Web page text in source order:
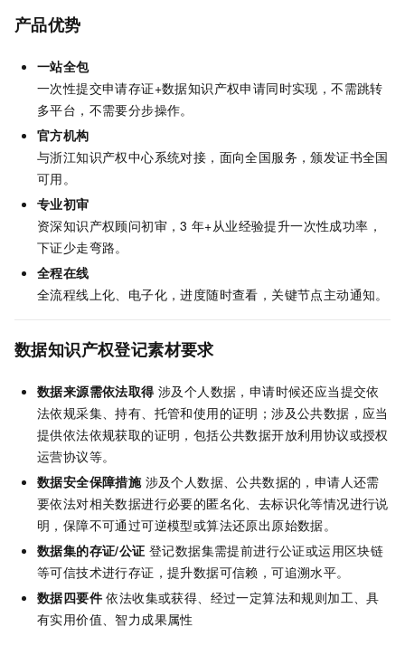
产品优势
一站全包
一次性提交申请存证+数据知识产权申请同时实现，不需跳转
多平台，不需要分步操作。
官方机构
与浙江知识产权中心系统对接，面向全国服务，颁发证书全国
可用。
专业初审
资深知识产权顾问初审，3 年+从业经验提升一次性成功率，
下证少走弯路。
全程在线
全流程线上化、电子化，进度随时查看，关键节点主动通知。
数据知识产权登记素材要求
数据来源需依法取得 涉及个人数据，申请时候还应当提交依
法依规采集、持有、托管和使用的证明；涉及公共数据，应当
提供依法依规获取的证明，包括公共数据开放利用协议或授权
运营协议等。
数据安全保障措施 涉及个人数据、公共数据的，申请人还需
要依法对相关数据进行必要的匿名化、去标识化等情况进行说
明，保障不可通过可逆模型或算法还原出原始数据。
数据集的存证/公证登记数据集需提前进行公证或运用区块链
等可信技术进行存证，提升数据可信赖，可追溯水平。
数据四要件依法收集或获得、经过一定算法和规则加工、具
有实用价值、智力成果属性